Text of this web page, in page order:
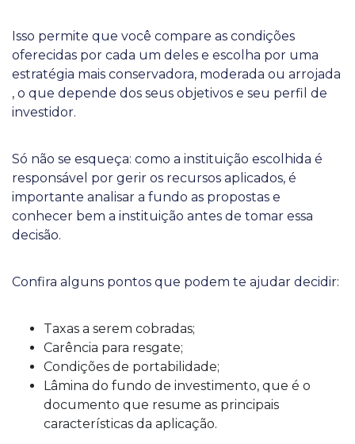
Isso permite que você compare as condições
oferecidas por cada um deles e escolha por uma
estratégia mais conservadora, moderada ou arrojada
, o que depende dos seus objetivos e seu perfil de
investidor.
Só não se esqueça: como a instituição escolhida é
responsável por gerir os recursos aplicados, é
importante analisar a fundo as propostas e
conhecer bem a instituição antes de tomar essa
decisão.
Confira alguns pontos que podem te ajudar decidir:
Taxas a serem cobradas;
Carência para resgate;
Condições de portabilidade;
Lâmina do fundo de investimento, que é o
documento que resume as principais
características da aplicação.